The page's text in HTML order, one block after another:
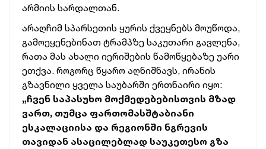
არმიის სარდალთან.
არაღჩიმ სპარსეთის ყურის ქვეყნებს მოუწოდა,
გამოეყენებინათ ტრამპზე საკუთარი გავლენა,
რათა მას ახალი იერიშების წამოწყებაზე უარი
ეთქვა. როგორც წყარო აღნიშნავს, ირანის
გზავნილი ყველა საუბარში ერთნაირი იყო:
„ჩვენ საპასუხო მოქმედებებისთვის მზად
ვართ, თუმცა ფართომასშტაბიანი
ესკალაციისა და რეგიონში ნგრევის
თავიდან ასაცილებლად საუკეთესო გზა